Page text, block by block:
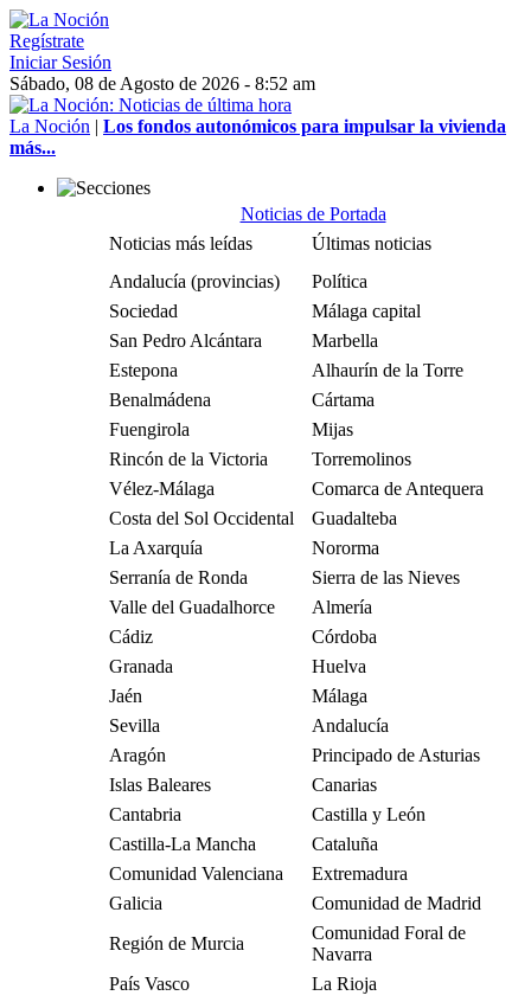
Regístrate
Iniciar Sesión
Sábado, 08 de Agosto de 2026 - 8:52 am
La Noción | Los fondos autonómicos para impulsar la vivienda
más...
Noticias de Portada
Noticias más leídas
Últimas noticias
Andalucía (provincias)
Política
Sociedad
Málaga capital
San Pedro Alcántara
Marbella
Estepona
Alhaurín de la Torre
Benalmádena
Cártama
Fuengirola
Mijas
Rincón de la Victoria
Torremolinos
Vélez-Málaga
Comarca de Antequera
Costa del Sol Occidental
Guadalteba
La Axarquía
Nororma
Serranía de Ronda
Sierra de las Nieves
Valle del Guadalhorce
Almería
Cádiz
Córdoba
Granada
Huelva
Jaén
Málaga
Sevilla
Andalucía
Aragón
Principado de Asturias
Islas Baleares
Canarias
Cantabria
Castilla y León
Castilla-La Mancha
Cataluña
Comunidad Valenciana
Extremadura
Galicia
Comunidad de Madrid
Región de Murcia
Comunidad Foral de
Navarra
País Vasco
La Rioja